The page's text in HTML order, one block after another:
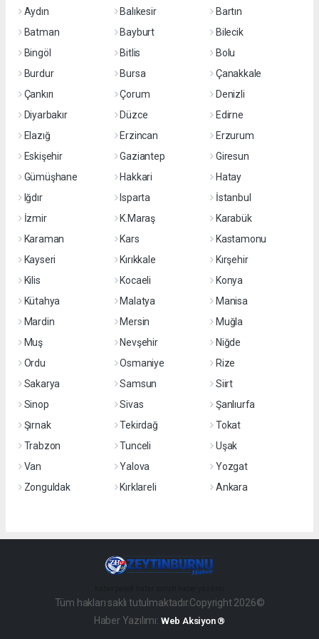
Aydın
Balıkesir
Bartın
Batman
Bayburt
Bilecik
Bingöl
Bitlis
Bolu
Burdur
Bursa
Çanakkale
Çankırı
Çorum
Denizli
Diyarbakır
Düzce
Edirne
Elazığ
Erzincan
Erzurum
Eskişehir
Gaziantep
Giresun
Gümüşhane
Hakkari
Hatay
Iğdır
Isparta
İstanbul
İzmir
K.Maraş
Karabük
Karaman
Kars
Kastamonu
Kayseri
Kırıkkale
Kırşehir
Kilis
Kocaeli
Konya
Kütahya
Malatya
Manisa
Mardin
Mersin
Muğla
Muş
Nevşehir
Niğde
Ordu
Osmaniye
Rize
Sakarya
Samsun
Siirt
Sinop
Sivas
Şanlıurfa
Şırnak
Tekirdağ
Tokat
Trabzon
Tunceli
Uşak
Van
Yalova
Yozgat
Zonguldak
Kırklareli Ankara
Tüm hakları saklı tutulmaktadır.Copyright 2026©
Haber Yazılımı: Web Aksiyon ®